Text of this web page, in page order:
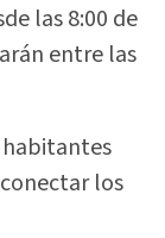
las 8:00 de
entre las
habitantes
los